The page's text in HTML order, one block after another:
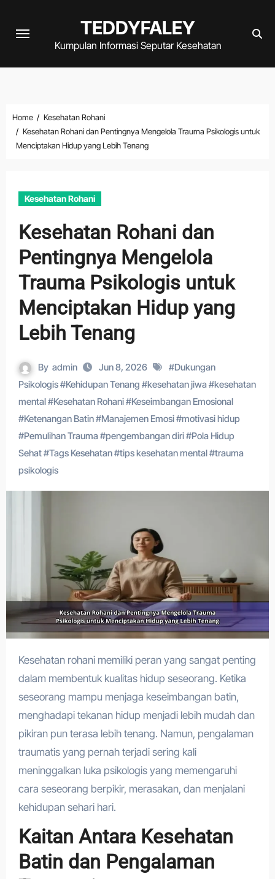
TEDDYFALEY
Kumpulan Informasi Seputar Kesehatan
Home
Kesehatan Rohani
Kesehatan Rohani dan Pentingnya Mengelola Trauma Psikologis untuk
Menciptakan Hidup yang Lebih Tenang
Kesehatan Rohani
Kesehatan Rohani dan
Pentingnya Mengelola
Trauma Psikologis untuk
Menciptakan Hidup yang
Lebih Tenang
By admin Jun 8, 2026 #Dukungan
Psikologis#Kehidupan Tenang #kesehatan jiwa#kesehatan
mental#Kesehatan Rohani#Keseimbangan Emosional
#Ketenangan Batin#Manajemen Emosi#motivasi hidup
#Pemulihan Trauma#pengembangan diri#Pola Hidup
Sehat#Tags Kesehatan#tips kesehatan mental#trauma
psikologis
Kesehatan rohani memiliki peran yang sangat penting
dalam membentuk kualitas hidup seseorang. Ketika
seseorang mampu menjaga keseimbangan batin,
menghadapi tekanan hidup menjadi lebih mudah dan
pikiran pun terasa lebih tenang. Namun, pengalaman
traumatis yang pernah terjadi sering kali
meninggalkan luka psikologis yang memengaruhi
cara seseorang berpikir, merasakan, dan menjalani
kehidupan sehari hari.
Kaitan Antara Kesehatan
Batin dan Pengalaman